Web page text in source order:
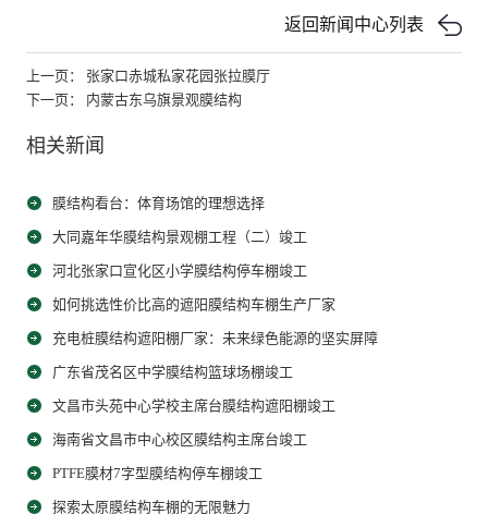
返回新闻中心列表
上一页： 张家口赤城私家花园张拉膜厅
下一页： 内蒙古东乌旗景观膜结构
相关新闻
膜结构看台：体育场馆的理想选择
大同嘉年华膜结构景观棚工程（二）竣工
河北张家口宣化区小学膜结构停车棚竣工
如何挑选性价比高的遮阳膜结构车棚生产厂家
充电桩膜结构遮阳棚厂家：未来绿色能源的坚实屏障
广东省茂名区中学膜结构篮球场棚竣工
文昌市头苑中心学校主席台膜结构遮阳棚竣工
海南省文昌市中心校区膜结构主席台竣工
PTFE膜材7字型膜结构停车棚竣工
探索太原膜结构车棚的无限魅力